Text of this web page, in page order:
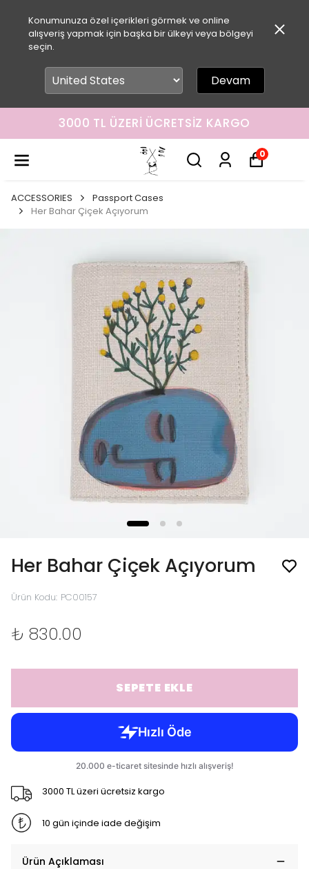
Konumunuza özel içerikleri görmek ve online
alışveriş yapmak için başka bir ülkeyi veya bölgeyi
seçin.
Devam
3000 TL ÜZERI ÜCRETSIZ KARGO
0
ACCESSORIES
Passport Cases
Her Bahar Çiçek Açıyorum
Her Bahar Çiçek Açıyorum
Ürün Kodu: PC00157
₺ 830.00
SEPETE EKLE
3000 TL üzeri ücretsiz kargo
10 gün içinde iade değişim
Ürün Açıklaması